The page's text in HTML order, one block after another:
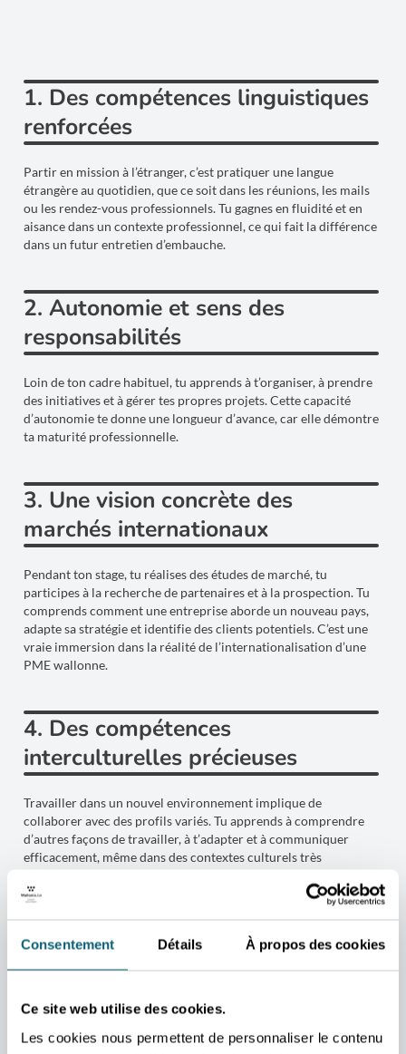
Consentement Détails À propos des cookies
Ce site web utilise des cookies.
Les cookies nous permettent de personnaliser le contenu
1. Des compétences linguistiques
renforcées
Partir en mission à l’étranger, c’est pratiquer une langue
étrangère au quotidien, que ce soit dans les réunions, les mails
ou les rendez-vous professionnels. Tu gagnes en fluidité et en
aisance dans un contexte professionnel, ce qui fait la différence
dans un futur entretien d’embauche.
2. Autonomie et sens des
responsabilités
Loin de ton cadre habituel, tu apprends à t’organiser, à prendre
des initiatives et à gérer tes propres projets. Cette capacité
d’autonomie te donne une longueur d’avance, car elle démontre
ta maturité professionnelle.
3. Une vision concrète des
marchés internationaux
Pendant ton stage, tu réalises des études de marché, tu
participes à la recherche de partenaires et à la prospection. Tu
comprends comment une entreprise aborde un nouveau pays,
adapte sa stratégie et identifie des clients potentiels. C’est une
vraie immersion dans la réalité de l’internationalisation d’une
PME wallonne.
4. Des compétences
interculturelles précieuses
Travailler dans un nouvel environnement implique de
collaborer avec des profils variés. Tu apprends à comprendre
d’autres façons de travailler, à t’adapter et à communiquer
efficacement, même dans des contextes culturels très
5. Un atout majeur pour ton CV
avec une expérience solide et valorisable. Mentionner un stage
que tu disposes d’une ouverture au monde qui séduit les